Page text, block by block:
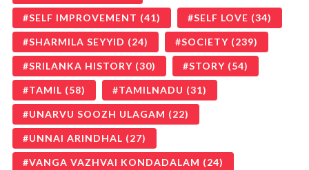
SELF IMPROVEMENT (41) SELF LOVE (34)
SHARMILA SEYYID (24) SOCIETY (239)
SRILANKA HISTORY (30) STORY (54)
TAMIL (58) TAMILNADU (31)
UNARVU SOOZH ULAGAM (22)
UNNAI ARINDHAL (27)
VANGA VAZHVAI KONDADALAM (24)